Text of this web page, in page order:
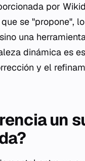
por
se "propone",
una
dinámica es
y el
un